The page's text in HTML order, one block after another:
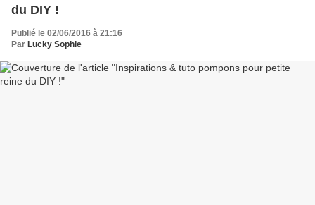
du DIY !
Publié le 02/06/2016 à 21:16
Par Lucky Sophie